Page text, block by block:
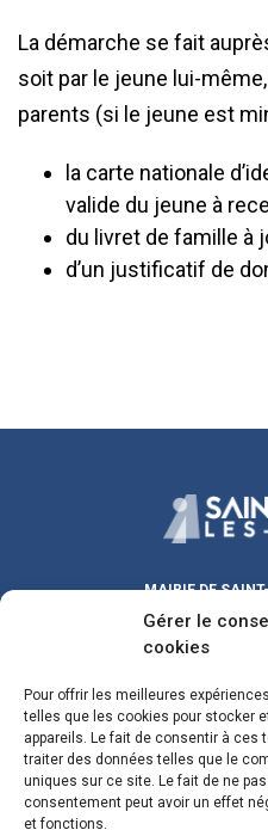
Gérer le
cookies
Pour offrir les meilleures
telles que les cookies pour stocker
appareils. Le fait de consentir à ces
traiter des données telles que le
uniques sur ce site. Le fait de ne
consentement peut avoir un effet
et fonctions.
La démarche se fait
soit par le jeune lui-
parents (si le jeune est
la carte nationale
valide du jeune à
du livret de famille à
d’un justificatif de
MAIRIE DE
Place
9h00 – 12h00/
Samedi :
Fermeture le
04 73